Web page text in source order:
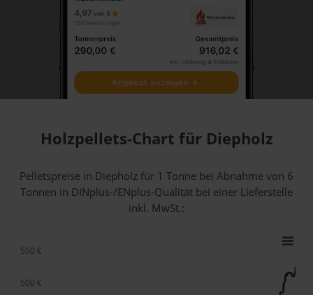
Holzpellets-Chart für Diepholz
Pelletspreise in Diepholz für 1 Tonne bei Abnahmevon 6
Tonnen in DINplus-/ENplus-Qualität bei einer Lieferstelle
inkl. MwSt.:
500 €
550 €